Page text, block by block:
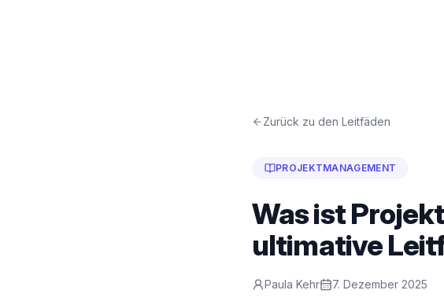
Zurück zu den Leitfäden
PROJEKTMANAGEMENT
Was ist
ultimative
Paula Kehr 7. Dezember 2025